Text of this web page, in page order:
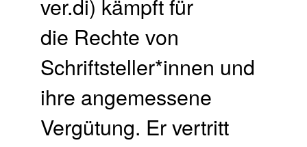
ver.di) kämpft für
die Rechte von
Schriftsteller*innen und
ihre angemessene
Vergütung. Er vertritt